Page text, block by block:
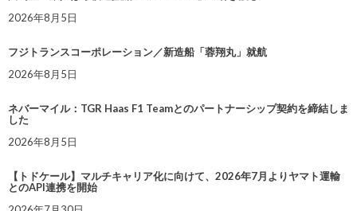
2026年8月5日
フジトランスコーポレーション／新造船「蓉翔丸」就航
2026年8月5日
ネバーマイル：TGR Haas F1 Teamとのパートナーシップ契約を締結しま
した
2026年8月5日
【トドケール】マルチキャリア化に向けて、2026年7月よりヤマト運輸
とのAPI連携を開始